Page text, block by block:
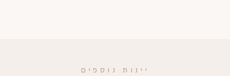
יינות נוספים